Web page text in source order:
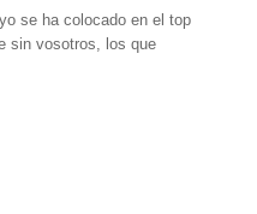
se ha colocado en el top
sin vosotros, los que